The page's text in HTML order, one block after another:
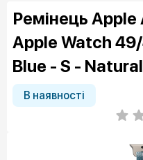
Ремінець
Apple Watch
Blue - S -
В наявності